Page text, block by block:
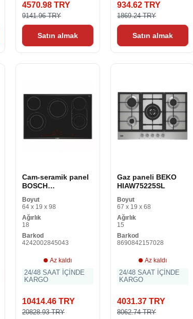
4570.98 TRY
9141.96 TRY
Satın almak
934.62 TRY
1869.24 TRY
Satın almak
Cam-seramik panel
BOSCH
(5 Pişirme yüzeyi)
Boyut
64 x 19 x 98
Ağırlık
18
Barkod
4242002845043
Az kaldı
24/48 SAAT İÇİNDE
KARGO
10414.46 TRY
20828.93 TRY
Gaz paneli BEKO
HIAW75225SL
Boyut
67 x 19 x 68
Ağırlık
15
Barkod
8690842157028
Az kaldı
24/48 SAAT İÇİNDE
KARGO
4031.37 TRY
8062.74 TRY